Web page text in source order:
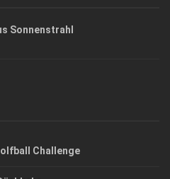
Sonnenstrahl
Challenge